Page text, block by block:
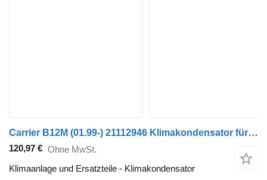
Carrier B12M (01.99-) 21112946 Klimakondensator für Volvo B6, B7, B9, B10, B12 bus (1978-2011)
120,97 € Ohne MwSt.
Klimaanlage und Ersatzteile - Klimakondensator